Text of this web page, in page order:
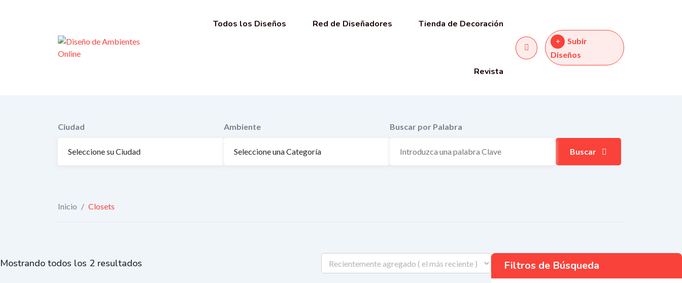
Todos los Diseños Red de Diseñadores Tienda de Decoración
Revista
Subir
Diseños
Ciudad Ambiente Buscar por Palabra
Buscar
Inicio / Closets
Mostrando todos los 2 resultados Filtros de Búsqueda